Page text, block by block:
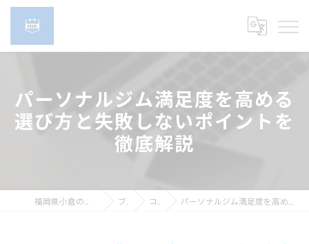
パーソナルジム満足度を高める
選び方と失敗しないポイントを
徹底解説
ブログ コラム パーソナルジム満足度を高める選び方と失敗しないポイントを徹底解説